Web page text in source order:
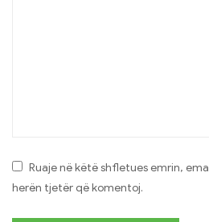
Ruaje në këtë shfletues emrin,
herën tjetër që komentoj.